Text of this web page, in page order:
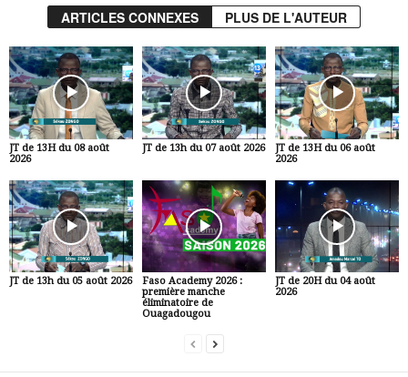
ARTICLES CONNEXES PLUS DE L'AUTEUR
JT de 13H du 08 août
2026
JT de 13h du 07 août 2026
JT de 13H du 06 août
2026
JT de 13h du 05 août 2026
Faso Academy 2026 :
première manche
éliminatoire de
Ouagadougou
JT de 20H du 04 août
2026